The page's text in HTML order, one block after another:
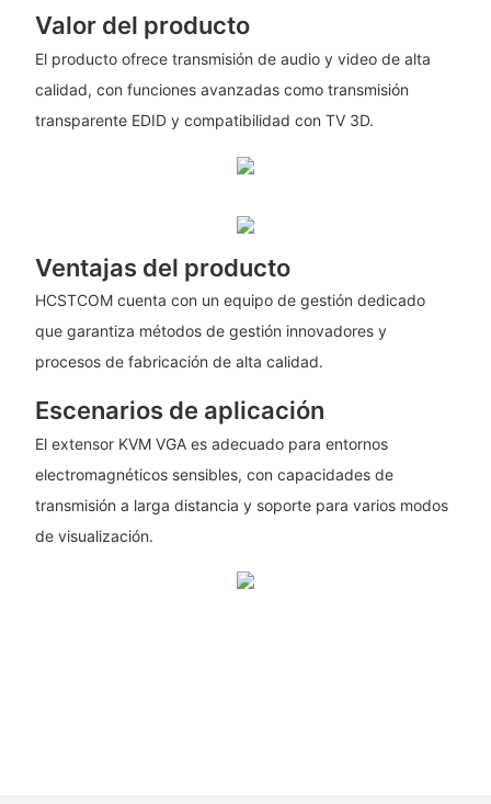
Valor del producto
El producto ofrece transmisión de audio y video de alta
calidad, con funciones avanzadas como transmisión
transparente EDID y compatibilidad con TV 3D.
Ventajas del producto
HCSTCOM cuenta con un equipo de gestión dedicado
que garantiza métodos de gestión innovadores y
procesos de fabricación de alta calidad.
Escenarios de aplicación
El extensor KVM VGA es adecuado para entornos
electromagnéticos sensibles, con capacidades de
transmisión a larga distancia y soporte para varios modos
de visualización.